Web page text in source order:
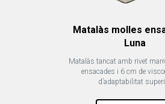
Matalàs molles
Luna
Matalàs tancat amb rivet
ensacades i 6 cm de
d’adaptabilitat